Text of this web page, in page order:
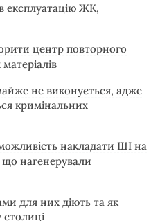
експлуатацію ЖК,
центр повторного
не виконується, адже
кримінальних
накладати ШІ на
що нагенерували
для них діють та як
столиці